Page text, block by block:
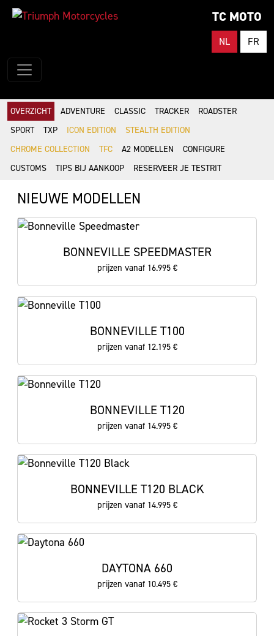
TC MOTO
NL FR
OVERZICHT ADVENTURE CLASSIC TRACKER
ROADSTER
SPORT
TXP ICON EDITION
STEALTH EDITION
CHROME COLLECTION
TFC A2 MODELLEN
CONFIGURE
CUSTOMS
TIPS BIJ AANKOOP RESERVEER JE TESTRIT
NIEUWE MODELLEN
BONNEVILLE SPEEDMASTER
prijzen vanaf 16.995 €
BONNEVILLE T100
prijzen vanaf 12.195 €
BONNEVILLE T120
prijzen vanaf 14.995 €
BONNEVILLE T120 BLACK
prijzen vanaf 14.995 €
DAYTONA 660
prijzen vanaf 10.495 €